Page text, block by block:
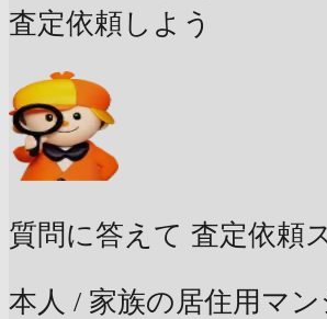
査定依頼しよう
質問に答えて 査定依頼
本人 / 家族の居住用マ